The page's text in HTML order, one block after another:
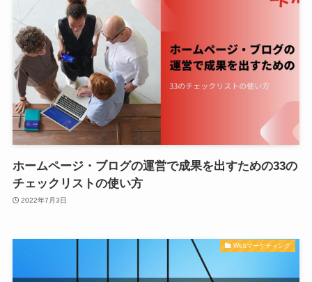
ホームページ・ブログの運営で成果を出すための33の
チェックリストの使い方
2022年7月3日
Webマーケティング